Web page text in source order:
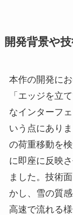
開発背景や
本作の開発に
「エッジを立
なインターフ
いう点にあり
の荷重移動を
に即座に反映
ました。技術
かし、雪の質
高速で流れる